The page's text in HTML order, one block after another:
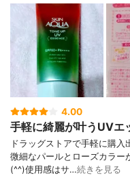
4.00
手軽に綺麗が叶うUVエ
ドラッグストアで手軽に購
微細なパールとローズカラー
(^^)使用感はサ…続きを見る